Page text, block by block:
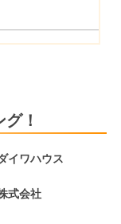
！
イワハウス
式会社